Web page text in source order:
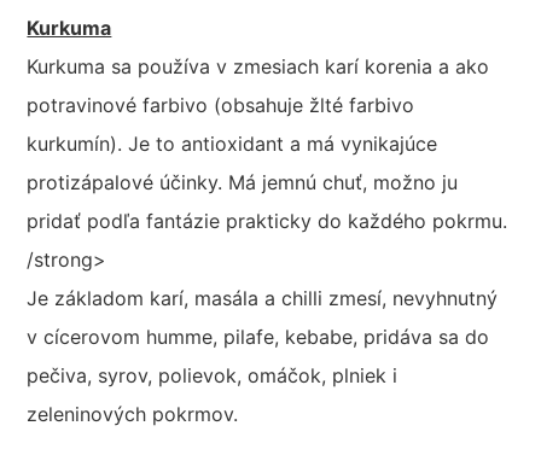
Kurkuma
Kurkuma sa používa v zmesiach karí korenia a ako
potravinové farbivo (obsahuje žlté farbivo
kurkumín). Je to antioxidant a má vynikajúce
protizápalové účinky. Má jemnú chuť, možno ju
pridať podľa fantázie prakticky do každého pokrmu.
/strong>
Je základom karí, masála a chilli zmesí, nevyhnutný
v cícerovom humme, pilafe, kebabe, pridáva sa do
pečiva, syrov, polievok, omáčok, plniek i
zeleninových pokrmov.